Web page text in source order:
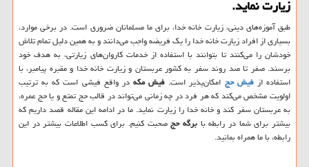
زیارت نماید.
طبق آموزه‌های دینی، زیارت خانه‌ خدا، برای ما مسلمانان ضروری است. در برخی موارد،
بسیاری از افراد زیارت خانه خدا را یک فریضه واجب می‌دانند و به‌ همین دلیل تمام تلاش
خودشان را می‌کنند تا بتوانند با استفاده از خدمات کاروان‌های زیارتی، به هدف خود
برسند. صفر تا صد روند سفر به کشور عربستان و زیارت خانه خدا و مقبره پیامبر، با
استفاده ازفیش حج امکان‌پذیر است. فیش مکه در واقع فیشی است که به‌ ترتیب
اولویت مشخص می‌کند که هر فرد در چه زمانی می‌تواند در قالب حج تمتع و یا حج عمره،
به عربستان سفر کند و خانه خدا را زیارت نماید. ما در ادامه این مقاله قصد داریم که
بیشتر برای شما در رابطه با برگه حجصحبت کنیم. برای کسب اطلاعات بیشتر در این
رابطه، با ما همراه بمانید.